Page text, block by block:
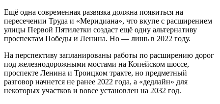
Ещё одна современная развязка должна появиться на
пересечении Труда и «Меридиана», что вкупе с расширением
улицы Первой Пятилетки создаст ещё одну альтернативу
проспектам Победы и Ленина. Но — лишь в 2022 году.
На перспективу запланированы работы по расширению дорог
под железнодорожными мостами на Копейском шоссе,
проспекте Ленина и Троицком тракте, но предметный
разговор начнется не ранее 2022 года, а «дедлайн» для
некоторых участков и вовсе установлен на 2032 год.